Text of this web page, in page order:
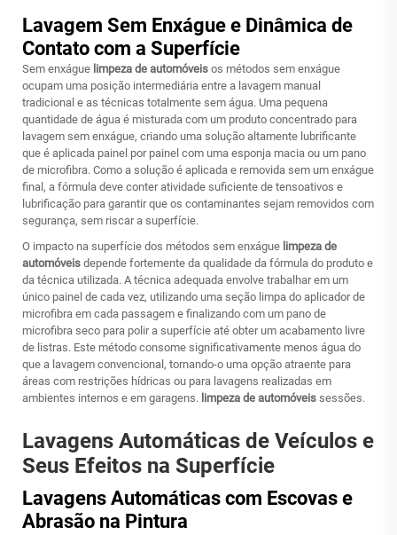
Lavagem Sem Enxágue e Dinâmica de
Contato com a Superfície
Sem enxágue limpeza de automóveis os métodos sem enxágue
ocupam uma posição intermediária entre a lavagem manual
tradicional e as técnicas totalmente sem água. Uma pequena
quantidade de água é misturada com um produto concentrado para
lavagem sem enxágue, criando uma solução altamente lubrificante
que é aplicada painel por painel com uma esponja macia ou um pano
de microfibra. Como a solução é aplicada e removida sem um enxágue
final, a fórmula deve conter atividade suficiente de tensoativos e
lubrificação para garantir que os contaminantes sejam removidos com
segurança, sem riscar a superfície.
O impacto na superfície dos métodos sem enxágue limpeza de
automóveis depende fortemente da qualidade da fórmula do produto e
da técnica utilizada. A técnica adequada envolve trabalhar em um
único painel de cada vez, utilizando uma seção limpa do aplicador de
microfibra em cada passagem e finalizando com um pano de
microfibra seco para polir a superfície até obter um acabamento livre
de listras. Este método consome significativamente menos água do
que a lavagem convencional, tornando-o uma opção atraente para
áreas com restrições hídricas ou para lavagens realizadas em
ambientes internos e em garagens. limpeza de automóveis sessões.
Lavagens Automáticas de Veículos e
Seus Efeitos na Superfície
Lavagens Automáticas com Escovas e
Abrasão na Pintura